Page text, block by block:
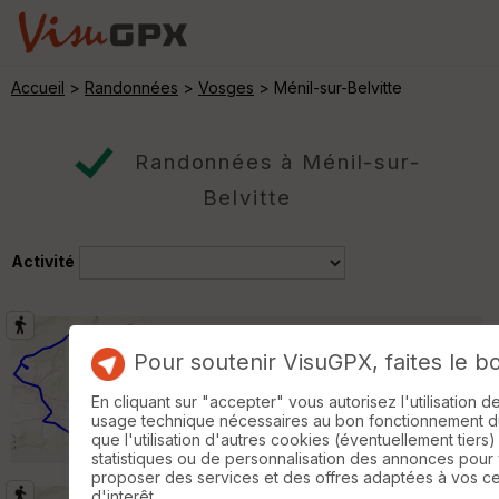
Accueil > Randonnées > Vosges > Ménil-sur-Belvitte
Randonnées à Ménil-sur-
Belvitte
Activité
Sainte Barbe, le Bout Dessous, Chaumont,
bois de Chaumont stèle FFI, roche de
Babette, Lambeno, le Bout Dessus »
Pour soutenir VisuGPX, faites le
En cliquant sur "accepter" vous autorisez l'utilisation
usage technique nécessaires au bon fonctionnement
que l'utilisation d'autres cookies (éventuellement
statistiques ou de personnalisation des annonces pour
proposer des services et des offres adaptées à vos